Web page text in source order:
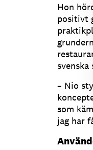
Hon
positivt
svenska
– Nio
som
jag har